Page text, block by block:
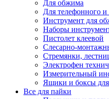
Для обжима
Для телефонного
Инструмент для
Наборы
Пистолет клеевой
Слесарно-
Стремянки,
Электрофен
Измерительный
Ящики и боксы для
Все для пайки